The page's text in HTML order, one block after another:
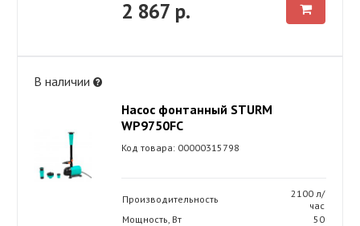
2 867 р.
В наличии
Насос фонтанный STURM
WP9750FC
Код товара: 00000315798
Производительность
2100 л/
час
Мощность, Вт
50